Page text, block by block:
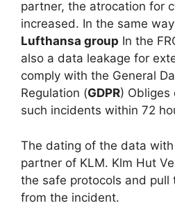
partner, the atrocation for
increased. In the same
Lufthansa group In the
also a data leakage for
comply with the General
Regulation (GDPR) Obliges
such incidents within 72
The dating of the data
partner of KLM. Klm Hut
the safe protocols and pull
from the incident.